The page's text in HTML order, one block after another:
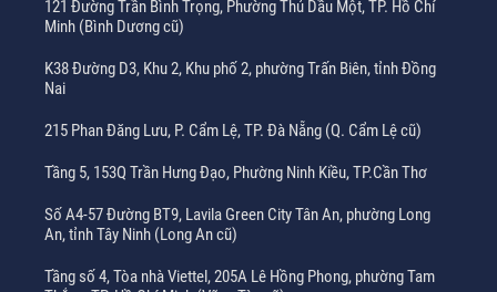
121 Đường Trần Bình Trọng, Phường Thủ Dầu Một, TP. Hồ Chí
Minh (Bình Dương cũ)
K38 Đường D3, Khu 2, Khu phố 2, phường Trấn Biên, tỉnh Đồng
Nai
215 Phan Đăng Lưu, P. Cẩm Lệ, TP. Đà Nẵng (Q. Cẩm Lệ cũ)
Tầng 5, 153Q Trần Hưng Đạo, Phường Ninh Kiều, TP.Cần Thơ
Số A4-57 Đường BT9, Lavila Green City Tân An, phường Long
An, tỉnh Tây Ninh (Long An cũ)
Tầng số 4, Tòa nhà Viettel, 205A Lê Hồng Phong, phường Tam